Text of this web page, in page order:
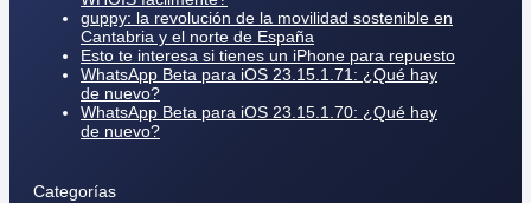
guppy: la revolución de la movilidad sostenible en
Cantabria y el norte de España
Esto te interesa si tienes un iPhone para repuesto
WhatsApp Beta para iOS 23.15.1.71: ¿Qué hay
de nuevo?
WhatsApp Beta para iOS 23.15.1.70: ¿Qué hay
de nuevo?
Categorías